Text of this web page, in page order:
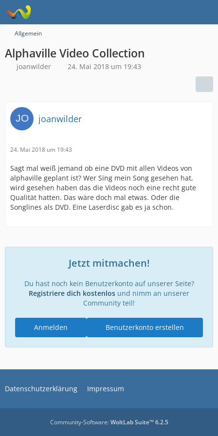
Allgemein
Alphaville Video Collection
joanwilder 24. Mai 2018 um 19:43
joanwilder
24. Mai 2018 um 19:43
Sagt mal weiß jemand ob eine DVD mit allen Videos von
alphaville geplant ist? Wer Sing mein Song gesehen hat,
wird gesehen haben das die Videos noch eine recht gute
Qualität hatten. Das wäre doch mal etwas. Oder die
Songlines als DVD. Eine Laserdisc gab es ja schon.
Jetzt mitmachen!
Du hast noch kein Benutzerkonto auf unserer Seite?
Registriere dich kostenlos und nimm an unserer
Community teil!
Benutzerkonto erstellen
Anmelden
Datenschutzerklärung Impressum
Community-Software:WoltLab Suite™ 6.2.5